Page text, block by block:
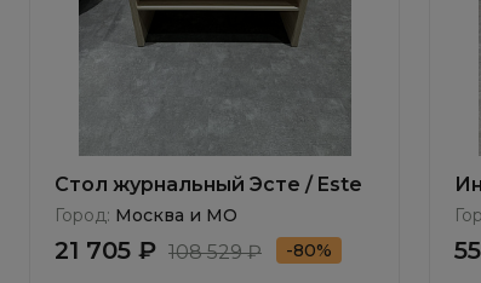
Стол журнальный Эсте / Este
Город: Москва и МО
21 705 ₽ 108 529 ₽ -80%